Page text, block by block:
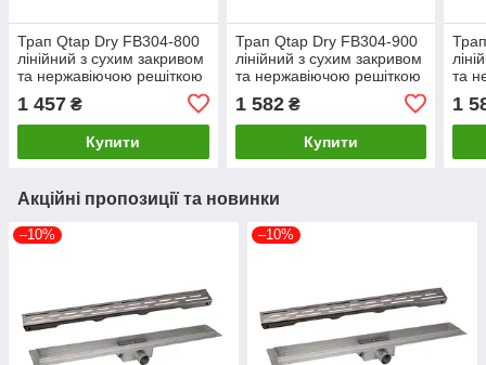
Трап Qtap Dry FB304-800
лінійний з сухим закривом
та нержавіючою решіткою
1 457 ₴
Купити
Трап Qtap Dry FB304-900
лінійний з сухим закривом
та нержавіючою решіткою
1 582₴
Купити
та
1
Акційні пропозиції та новинки
–10% –10%